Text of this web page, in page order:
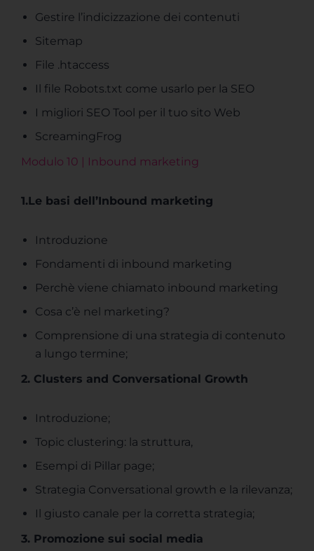
Gestire l’indicizzazione dei contenuti
Sitemap
File .htaccess
Il file Robots.txt come usarlo per la SEO
I migliori SEO Tool per il tuo sito Web
ScreamingFrog
Modulo 10 | Inbound marketing
1.Le basi dell’Inbound marketing
Introduzione
Fondamenti di inbound marketing
Perchè viene chiamato inbound marketing
Cosa c’è nel marketing?
Comprensione di una strategia di contenuto
a lungo termine;
2. Clusters and Conversational Growth
Introduzione;
Topic clustering: la struttura,
Esempi di Pillar page;
Strategia Conversational growth e la rilevanza;
Il giusto canale per la corretta strategia;
3. Promozione sui social media